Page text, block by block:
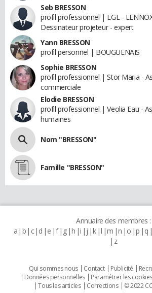
Seb BRESSON
profil professionnel | LGL -
Dessinateur projeteur - expert
Yann BRESSON
profil personnel | BOUGUENAIS
Sophie BRESSON
profil professionnel | Stor Maria -
commerciale
Elodie BRESSON
profil professionnel | Veolia Eau -
humaines
Nom "BRESSON"
Famille "BRESSON"
Annuaire des membres :
a b c d e f g h i j k l m n o p q
z
Qui sommes nous Contact Publicité
Données personnelles
Paramétrer les cookies
Tous les articles
Corrections © 2022